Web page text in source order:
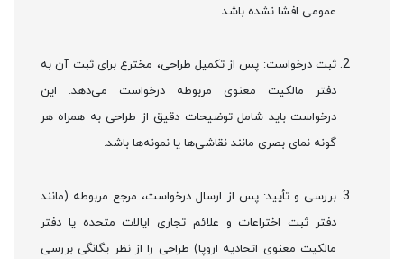
عمومی افشا نشده باشد.
ثبت درخواست: پس از تکمیل طراحی، مخترع برای ثبت آن به
دفتر مالکیت معنوی مربوطه درخواست می‌دهد. این
درخواست باید شامل توضیحات دقیق از طراحی به همراه هر
گونه نمای بصری مانند نقاشی‌ها یا نمونه‌ها باشد.
بررسی و تأیید: پس از ارسال درخواست، مرجع مربوطه (مانند
دفتر ثبت اختراعات و علائم تجاری ایالات متحده یا دفتر
مالکیت معنوی اتحادیه اروپا) طراحی را از نظر یگانگی بررسی